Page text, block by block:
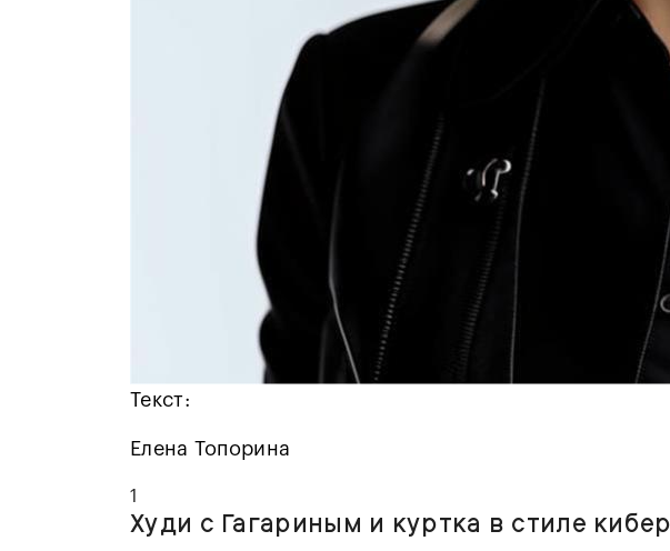
Текст:
Елена Топорина
1
Худи с Гагариным и куртка в стиле